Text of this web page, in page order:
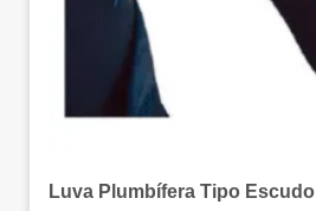
Luva Plumbífera Tipo Escudo